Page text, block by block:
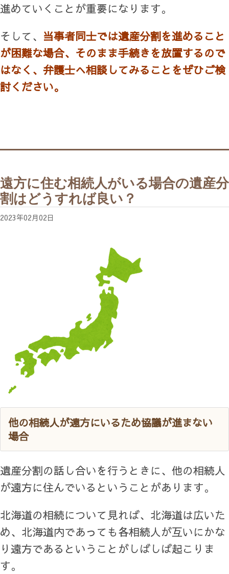
進めていくことが重要になります。
そして、 当事者同士では遺産分割を進めること
が困難な場合、そのまま手続きを放置するので
はなく、弁護士へ相談してみることをぜひご検
討ください。
遠方に住む相続人がいる場合の遺産分
割はどうすれば良い？
2023年02月02日
他の相続人が遠方にいるため協議が進まない
場合
遺産分割の話し合いを行うときに、他の相続人
が遠方に住んでいるということがあります。
北海道の相続について見れば、北海道は広いた
め、北海道内であっても各相続人が互いにかな
り遠方であるということがしばしば起こりま
す。